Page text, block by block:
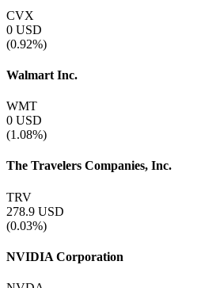
CVX
0 USD
(0.92%)
Walmart Inc.
WMT
0 USD
(1.08%)
The Travelers Companies, Inc.
TRV
278.9 USD
(0.03%)
NVIDIA Corporation